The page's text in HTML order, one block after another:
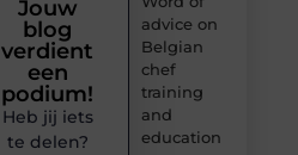
advice on
Belgian
chef
training
and
education
Jouw
blog
verdient
een
podium!
Heb jij iets
te delen?